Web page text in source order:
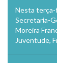
Nesta terça-
Secretaria-
Moreira
Juventude,